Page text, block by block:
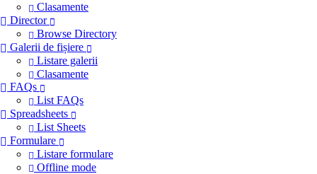
Clasamente
Director
Browse Directory
Galerii de fișiere
Listare galerii
Clasamente
FAQs
List FAQs
Spreadsheets
List Sheets
Formulare
Listare formulare
Offline mode